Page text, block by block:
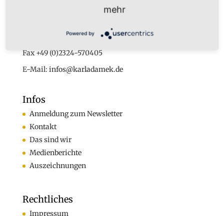
Fax +49 (0)2324-570405
E-Mail: infos@karladamek.de
Infos
Anmeldung zum Newsletter
Kontakt
Das sind wir
Medienberichte
Auszeichnungen
Rechtliches
Impressum
mehr
Powered by